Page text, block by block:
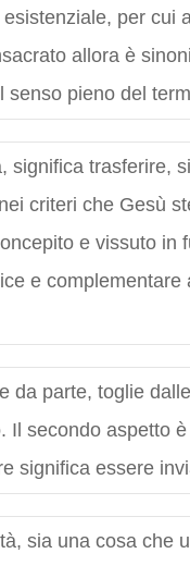
per cui
allora è
senso pieno del
significa trasferire,
criteri che Gesù
e vissuto in
e complementare
da parte, toglie
Il secondo aspetto
significa essere
sia una cosa che